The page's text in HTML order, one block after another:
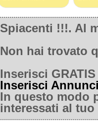
Spiacenti !!!. Al
Non hai trovato
Inserisci
Inserisci
In questo modo
interessati al